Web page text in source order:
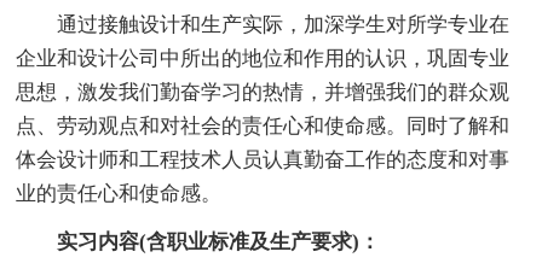
通过接触设计和生产实际，加深学生对所学专业在
企业和设计公司中所出的地位和作用的认识，巩固专业
思想，激发我们勤奋学习的热情，并增强我们的群众观
点、劳动观点和对社会的责任心和使命感。同时了解和
体会设计师和工程技术人员认真勤奋工作的态度和对事
业的责任心和使命感。
实习内容(含职业标准及生产要求)：